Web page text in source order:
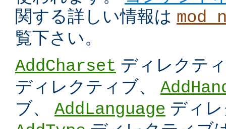
関する詳しい情報は
覧下さい。
AddCharset ディレクテ
ディレクティブ、
ブ、 AddLanguage ディ